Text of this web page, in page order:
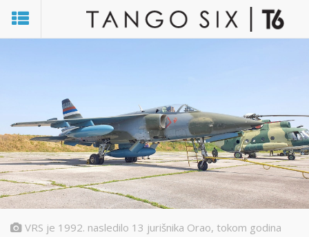
VRS je 1992. nasledilo 13 jurišnika Orao, tokom godina